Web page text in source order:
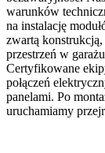
warunków
na instalację
zwartą
przestrzeń w
Certyfikowane
połączeń
panelami. Po
uruchamiamy